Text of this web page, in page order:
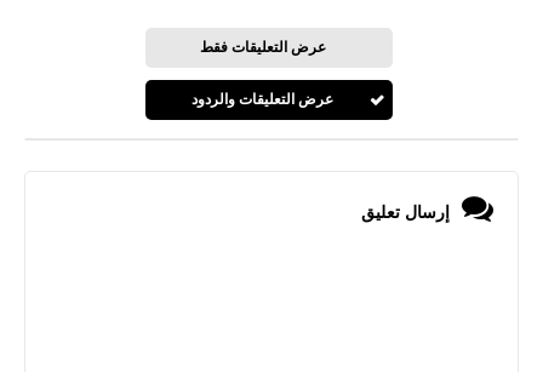
عرض التعليقات فقط
عرض التعليقات والردود
إرسال تعليق